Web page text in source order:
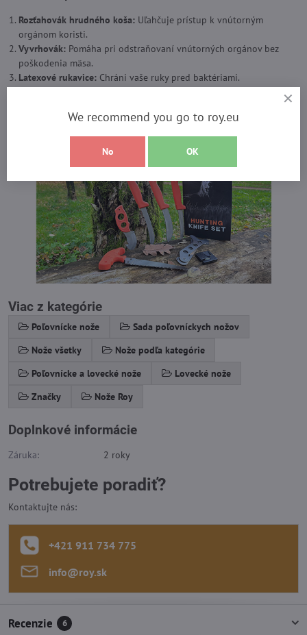
Rozťahovák hrudného koša: Uľahčuje prístup k vnútorným
orgánom koristi.
Vyvrhovák: Pomáha pri odstraňovaní vnútorných orgánov bez
poškodenia mäsa.
Latexové rukavice: Chráni vaše ruky pred baktériami.
Udržiava Vaše nože ostré a pripravené na akciu.
Viac z kategórie
Poľovnícke nože
Sada poľovníckych nožov
Nože všetky
Nože podľa kategórie
Poľovnícke a lovecké nože
Lovecké nože
Značky
Nože Roy
Doplnkové informácie
Záruka: 2 roky
Potrebujete poradiť?
Kontaktujte nás:
+421 911 734 775
info​@roy​.sk
Recenzie 6
We recommend you go to roy.eu
No OK